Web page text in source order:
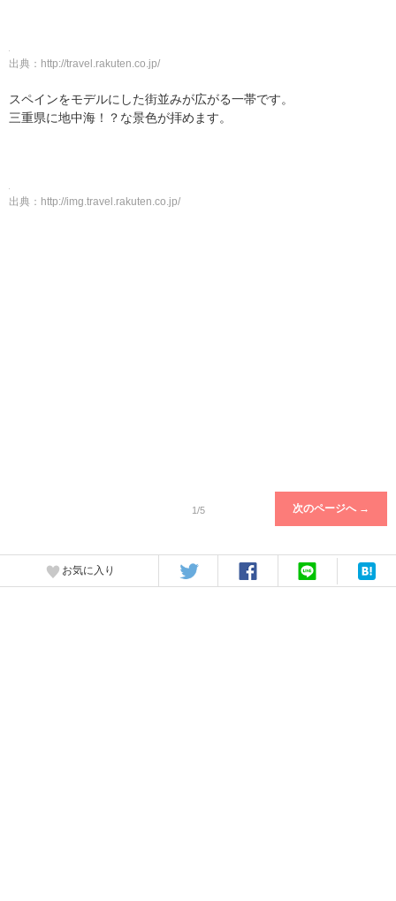
出典： http://travel.rakuten.co.jp/
スペインをモデルにした街並みが広がる一帯です。
三重県に地中海！？な景色が拝めます。
出典： http://img.travel.rakuten.co.jp/
1/5 次のページへ →
お気に入り